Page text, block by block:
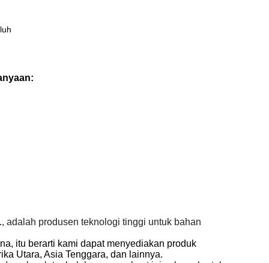
, adalah produsen teknologi tinggi untuk bahan
itu berarti kami dapat menyediakan produk
Utara, Asia Tenggara, dan lainnya.